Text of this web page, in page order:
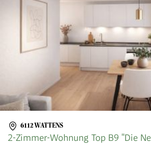
6112 WATTENS
2-Zimmer-Wohnung Top B9 "Die